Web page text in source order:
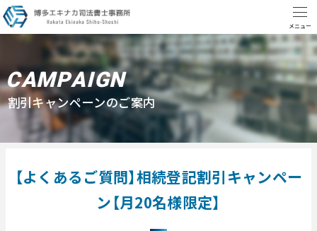
CAMPAIGN
割引キャンペーンのご案内
【よくあるご質問】相続登記割引キャンペー
ン【月20名様限定】